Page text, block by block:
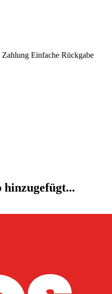
Zahlung Einfache Rückgabe